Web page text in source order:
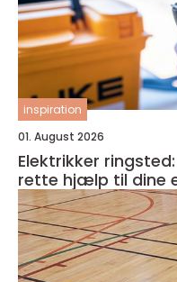
inspiration
01. August 2026
Elektrikker
rette hjælp til dine